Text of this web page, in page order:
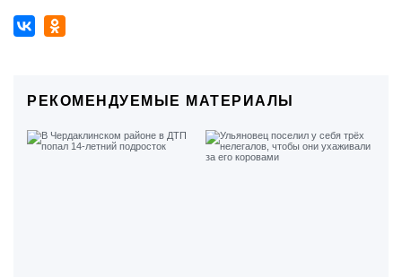
РЕКОМЕНДУЕМЫЕ МАТЕРИАЛЫ